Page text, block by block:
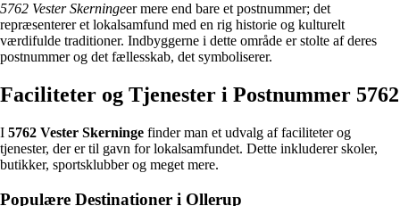
5762 Vester Skerningeer mere end bare et postnummer; det
repræsenterer et lokalsamfund med en rig historie og kulturelt
værdifulde traditioner. Indbyggerne i dette område er stolte af deres
postnummer og det fællesskab, det symboliserer.
Faciliteter og Tjenester i Postnummer 5762
I 5762 Vester Skerninge finder man et udvalg af faciliteter og
tjenester, der er til gavn for lokalsamfundet. Dette inkluderer skoler,
butikker, sportsklubber og meget mere.
Populære Destinationer i Ollerup